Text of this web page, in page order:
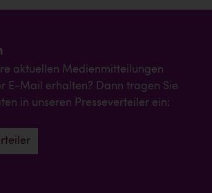
aktuellen Medienmitteilungen
E-Mail erhalten? Dann tragen Sie
in unseren Presseverteiler ein: